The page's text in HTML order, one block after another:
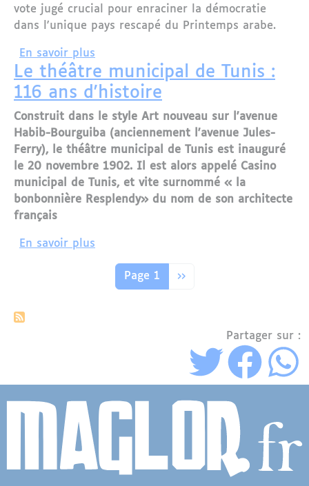
vote jugé crucial pour enraciner la démocratie
dans l'unique pays rescapé du Printemps arabe.
En savoir plus
Le théâtre municipal de Tunis :
116 ans d'histoire
Construit dans le style Art nouveau sur l'avenue
Habib-Bourguiba (anciennement l'avenue Jules-
Ferry), le théâtre municipal de Tunis est inauguré
le 20 novembre 1902. Il est alors appelé Casino
municipal de Tunis, et vite surnommé « la
bonbonnière Resplendy» du nom de son architecte
français
En savoir plus
Page 1 Page suivante
››
Partager sur :